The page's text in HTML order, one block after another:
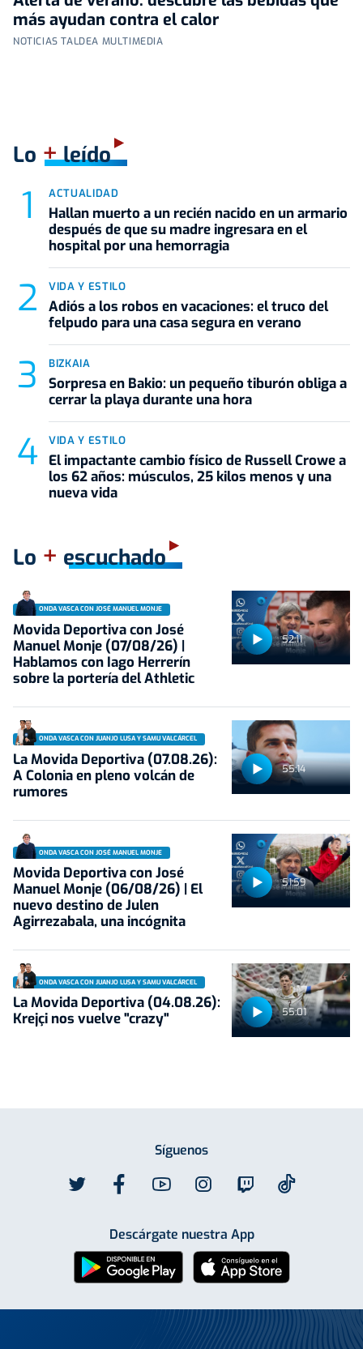
más ayudan contra el calor
NOTICIAS TALDEA MULTIMEDIA
Lo +leído
ACTUALIDAD
Hallan muerto a un recién nacido en un armario
después de que su madre ingresara en el
hospital por una hemorragia
VIDA Y ESTILO
Adiós a los robos en vacaciones: el truco del
felpudo para una casa segura en verano
BIZKAIA
Sorpresa en Bakio: un pequeño tiburón obliga a
cerrar la playa durante una hora
VIDA Y ESTILO
El impactante cambio físico de Russell Crowe a
los 62 años: músculos, 25 kilos menos y una
nueva vida
Lo + escuchado
52:11
ONDA VASCA CON JOSÉ MANUEL MONJE
Movida Deportiva con José
Manuel Monje (07/08/26) |
Hablamos con Iago Herrerín
sobre la portería del Athletic
55:14
ONDA VASCA CON JUANJO LUSA Y SAMU VALCÁRCEL
La Movida Deportiva (07.08.26):
A Colonia en pleno volcán de
rumores
51:59
ONDA VASCA CON JOSÉ MANUEL MONJE
Movida Deportiva con José
Manuel Monje (06/08/26) | El
nuevo destino de Julen
Agirrezabala, una incógnita
55:01
ONDA VASCA CON JUANJO LUSA Y SAMU VALCÁRCEL
La Movida Deportiva (04.08.26):
Krejçi nos vuelve "crazy"
Síguenos
Descárgate nuestra App